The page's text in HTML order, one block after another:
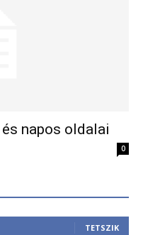
napos oldalai
0
TETSZIK